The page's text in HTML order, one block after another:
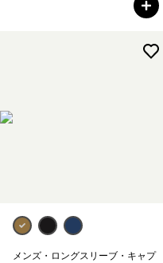
メンズ・ロングスリーブ・キャプ